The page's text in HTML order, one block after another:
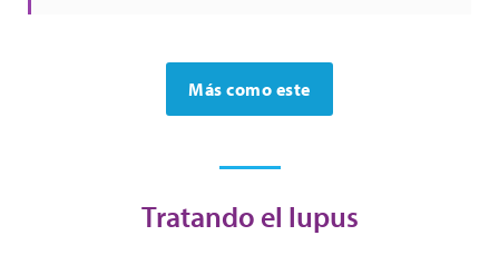
Más como este
Tratando el lupus